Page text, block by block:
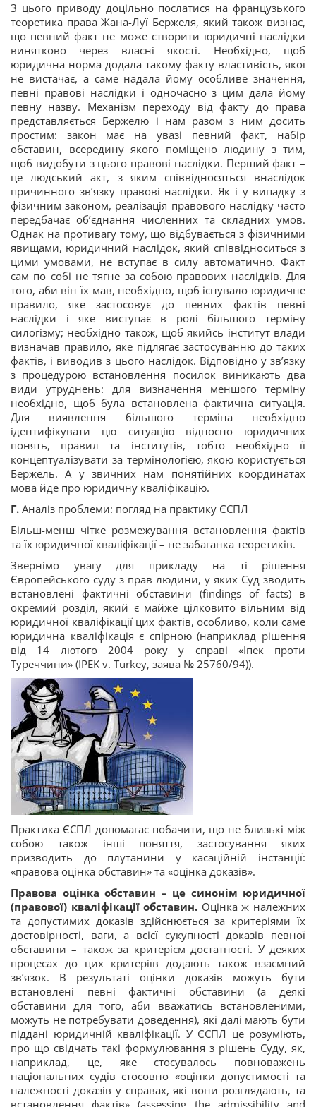
З цього приводу доцільно послатися на французького
теоретика права Жана-Луї Бержеля, який також визнає,
що певний факт не може створити юридичні наслідки
винятково через власні якості. Необхідно, щоб
юридична норма додала такому факту властивість, якої
не вистачає, а саме надала йому особливе значення,
певні правові наслідки і одночасно з цим дала йому
певну назву. Механізм переходу від факту до права
представляється Бержелю і нам разом з ним досить
простим: закон має на увазі певний факт, набір
обставин, всередину якого поміщено людину з тим,
щоб видобути з цього правові наслідки. Перший факт –
це людський акт, з яким співвідносяться внаслідок
причинного зв’язку правові наслідки. Як і у випадку з
фізичним законом, реалізація правового наслідку часто
передбачає об’єднання численних та складних умов.
Однак на противагу тому, що відбувається з фізичними
явищами, юридичний наслідок, який співвідноситься з
цими умовами, не вступає в силу автоматично. Факт
сам по собі не тягне за собою правових наслідків. Для
того, аби він їх мав, необхідно, щоб існувало юридичне
правило, яке застосовує до певних фактів певні
наслідки і яке виступає в ролі більшого терміну
силогізму; необхідно також, щоб якийсь інститут влади
визначав правило, яке підлягає застосуванню до таких
фактів, і виводив з цього наслідок. Відповідно у зв’язку
з процедурою встановлення посилок виникають два
види утруднень: для визначення меншого терміну
необхідно, щоб була встановлена фактична ситуація.
Для виявлення більшого терміна необхідно
ідентифікувати цю ситуацію відносно юридичних
понять, правил та інститутів, тобто необхідно її
концептуалізувати за термінологією, якою користується
Бержель. А у звичних нам понятійних координатах
мова йде про юридичну кваліфікацію.
Г. Аналіз проблеми: погляд на практику ЄСПЛ
Більш-менш чітке розмежування встановлення фактів
та їх юридичної кваліфікації – не забаганка теоретиків.
Звернімо увагу для прикладу на ті рішення
Європейського суду з прав людини, у яких Суд зводить
встановлені фактичні обставини (findings of facts) в
окремий розділ, який є майже цілковито вільним від
юридичної кваліфікації цих фактів, особливо, коли саме
юридична кваліфікація є спірною (наприклад рішення
від 14 лютого 2004 року у справі «Іпек проти
Туреччини» (IPEK v. Turkey, заява № 25760/94)).
Практика ЄСПЛ допомагає побачити, що не близькі між
собою також інші поняття, застосування яких
призводить до плутанини у касаційній інстанції:
«правова оцінка обставин» та «оцінка доказів».
Правова оцінка обставин – це синонім юридичної
(правової) кваліфікації обставин. Оцінка ж належних
та допустимих доказів здійснюється за критеріями їх
достовірності, ваги, а всієї сукупності доказів певної
обставини – також за критерієм достатності. У деяких
процесах до цих критеріїв додають також взаємний
зв’язок. В результаті оцінки доказів можуть бути
встановлені певні фактичні обставини (а деякі
обставини для того, аби вважатись встановленими,
можуть не потребувати доведення), які далі мають бути
піддані юридичній кваліфікації. У ЄСПЛ це розуміють,
про що свідчать такі формулювання з рішень Суду, як,
наприклад, це, яке стосувалось повноважень
національних судів стосовно «оцінки допустимості та
належності доказів у справах, які вони розглядають, та
встановлення фактів» (assessing the admissibility and